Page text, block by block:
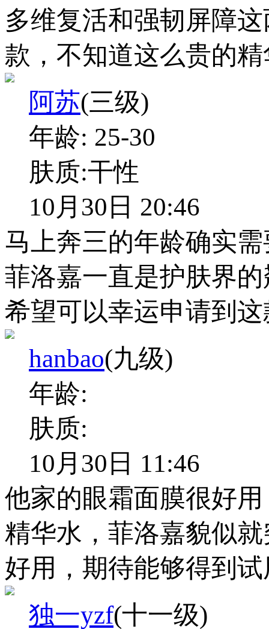
多维复活和强韧屏障
款，不知道这么贵的
阿苏(三级)
年龄: 25-30
肤质:干性
10月30日 20:46
马上奔三的年龄确实
菲洛嘉一直是护肤界
希望可以幸运申请到
hanbao(九级)
年龄:
肤质:
10月30日 11:46
他家的眼霜面膜很好
精华水，菲洛嘉貌似
好用，期待能够得到
独一yzf(十一级)